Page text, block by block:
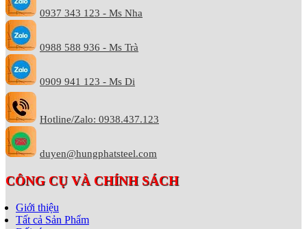
0937 343 123 - Ms Nha
0988 588 936 - Ms Trà
0909 941 123 - Ms Di
Hotline/Zalo: 0938.437.123
duyen@hungphatsteel.com
CÔNG CỤ VÀ CHÍNH SÁCH
Giới thiệu
Tất cả Sản Phẩm